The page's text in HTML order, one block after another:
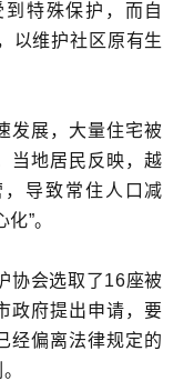
特殊保护，而自
以维护社区原有生
发展，大量住宅被
当地居民反映，越
导致常住人口减
”。
协会选取了16座被
政府提出申请，要
经偏离法律规定的